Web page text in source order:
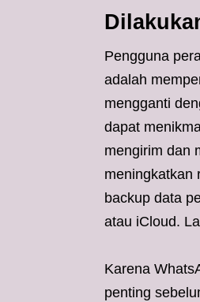
Pengguna
adalah
mengganti
dapat
mengirim dan
meningkatkan
backup data
atau iCloud.
Karena
penting